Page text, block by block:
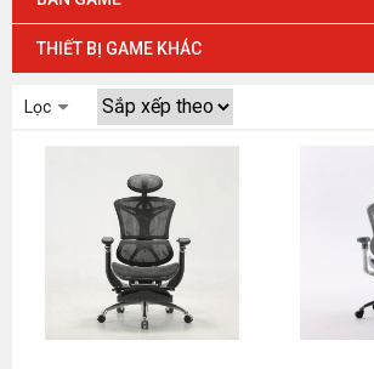
THIẾT BỊ GAME KHÁC
Lọc